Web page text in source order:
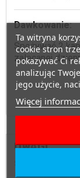
Dawkowanie:
Spożywać 2
zalecanej
UWAGI
Ta witryna
cookie stron
pokazywać Ci
analizując
jego użycie,
Więcej